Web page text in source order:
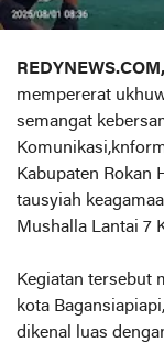
REDYNEWS.COM,
mempererat
semangat
Kabupaten Rokan
tausyiah
Mushalla Lantai 7
Kegiatan tersebut
kota
dikenal luas